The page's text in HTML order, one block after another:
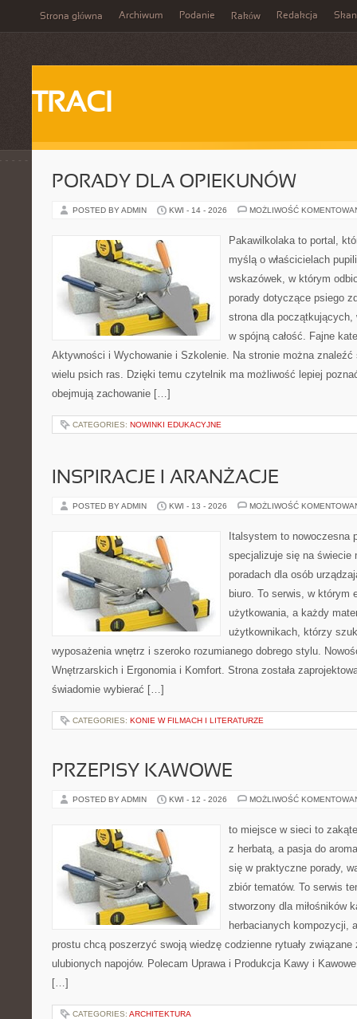
Strona główna Archiwum Podanie Raków Redakcja
TRACI
PORADY DLA OPIEKUNÓW
POSTED BY ADMIN KWI - 14 - 2026 MOŻLIWOŚĆ
Pakawilkolaka to portal,
myślą o właścicielach
wskazówek, w którym
porady dotyczące psiego
strona dla początkujących,
w spójną całość. Fajne
Aktywności i Wychowanie i Szkolenie. Na stronie można znaleźć
wielu psich ras. Dzięki temu czytelnik ma możliwość lepiej
obejmują zachowanie […]
CATEGORIES: NOWINKI EDUKACYJNE
INSPIRACJE I ARANŻACJE
POSTED BY ADMIN KWI - 13 - 2026 MOŻLIWOŚĆ
Italsystem to nowoczesna
specjalizuje się na świecie
poradach dla osób
biuro. To serwis, w którym
użytkowania, a każdy
użytkownikach, którzy
wyposażenia wnętrz i szeroko rozumianego dobrego stylu.
Wnętrzarskich i Ergonomia i Komfort. Strona została
świadomie wybierać […]
CATEGORIES: KONIE W FILMACH I LITERATURZE
PRZEPISY KAWOWE
POSTED BY ADMIN KWI - 12 - 2026 MOŻLIWOŚĆ
to miejsce w sieci to
z herbatą, a pasja do
się w praktyczne porady,
zbiór tematów. To serwis
stworzony dla miłośników
herbacianych kompozycji,
prostu chcą poszerzyć swoją wiedzę codzienne rytuały związane
ulubionych napojów. Polecam Uprawa i Produkcja Kawy i
[…]
CATEGORIES: ARCHITEKTURA